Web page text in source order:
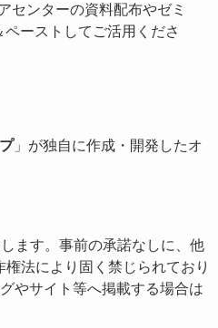
センターの資料配布やゼミ
ーストしてご活用くださ
」が独自に作成・開発したオ
ます。事前の承諾なしに、他
法により固く禁じられており
やサイト等へ掲載する場合は